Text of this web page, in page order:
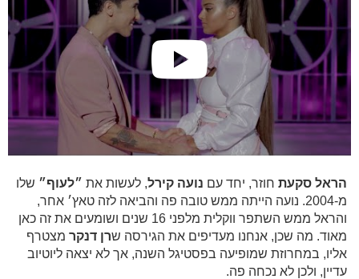
הראל סקעת חוזר, יחד עם נועה קירל, לעשות את ״לעוף״ שלו
מ-2004. נועה הייתה ממש טובה פה והביאה לזה טאץ׳ אחר,
והראל ממש השתפר ווקלית מלפני 16 שנים ושומעים את זה כאן
מאוד. מה שכן, אנחנו מעדיפים את הגירסה שרן דנקר מצטרף
אליו, במחרוזת שמופיעה בפסטיגל השנה, אך לא יצאה ליוטיוב
עדיין, ולכן לא נכחה פה.